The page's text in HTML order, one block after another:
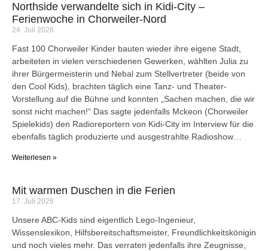
Northside verwandelte sich in Kidi-City –
Ferienwoche in Chorweiler-Nord
24. Juli 2026
Fast 100 Chorweiler Kinder bauten wieder ihre eigene Stadt,
arbeiteten in vielen verschiedenen Gewerken, wählten Julia zu
ihrer Bürgermeisterin und Nebal zum Stellvertreter (beide von
den Cool Kids), brachten täglich eine Tanz- und Theater-
Vorstellung auf die Bühne und konnten „Sachen machen, die wir
sonst nicht machen!“ Das sagte jedenfalls Mckeon (Chorweiler
Spielekids) den Radioreportern von Kidi-City im Interview für die
ebenfalls täglich produzierte und ausgestrahlte Radioshow…
Weiterlesen »
Mit warmen Duschen in die Ferien
17. Juli 2026
Unsere ABC-Kids sind eigentlich Lego-Ingenieur,
Wissenslexikon, Hilfsbereitschaftsmeister, Freundlichkeitskönigin
und noch vieles mehr. Das verraten jedenfalls ihre Zeugnisse,